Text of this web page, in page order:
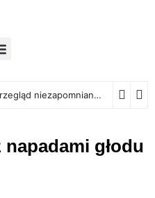
Najlepsze gry RPG 2025 – przegląd niezapomnianych przygód
głodu